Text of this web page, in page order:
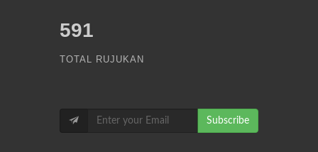
591
TOTAL RUJUKAN
Subscribe